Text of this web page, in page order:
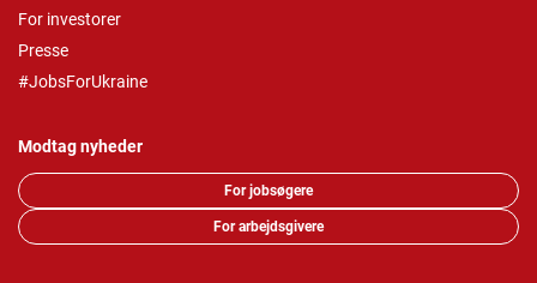
For investorer
Presse
#JobsForUkraine
Modtag nyheder
For jobsøgere
For arbejdsgivere